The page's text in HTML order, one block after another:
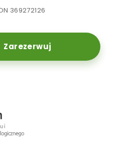
369272126
Zarezerwuj